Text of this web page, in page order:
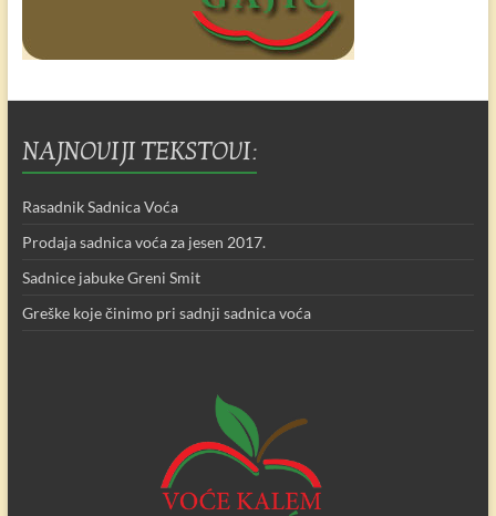
NAJNOVIJI TEKSTOVI:
Rasadnik Sadnica Voća
Prodaja sadnica voća za jesen 2017.
Sadnice jabuke Greni Smit
Greške koje činimo pri sadnji sadnica voća